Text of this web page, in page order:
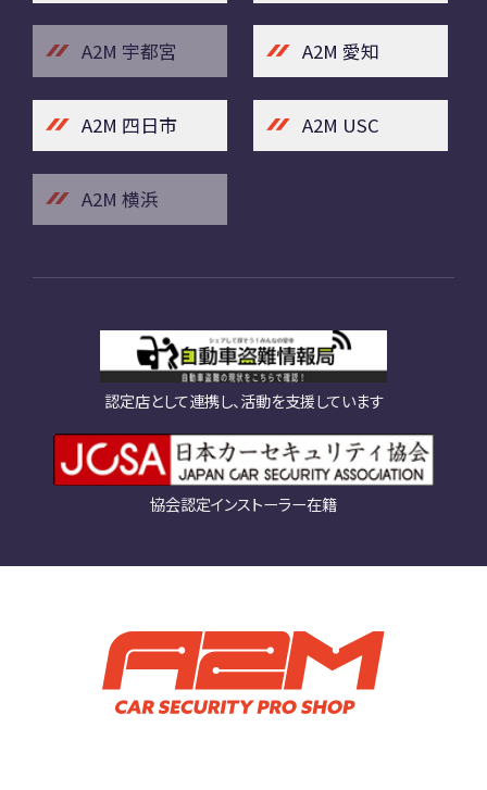
A2M 宇都宮 A2M 愛知
A2M 四日市 A2M USC
A2M 横浜
認定店として連携し、活動を支援しています
協会認定インストーラー在籍